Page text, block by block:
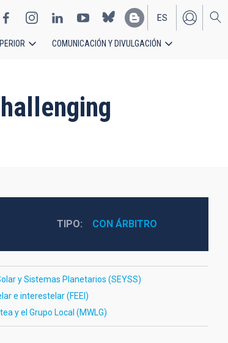
EN
ES
COMUNICACIÓN Y DIVULGACIÓN
TIPO CON ÁRBITRO
y Sistemas Planetarios (SEYSS)
e interestelar (FEEI)
y el Grupo Local (MWLG)